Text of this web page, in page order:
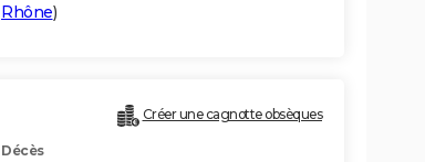
Rhône)
Créer une cagnotte obsèques
Décès